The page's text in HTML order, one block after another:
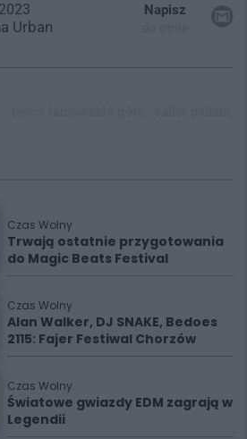
Urban
Napisz
Czas Wolny
Trwają ostatnie przygotowania
do Magic Beats Festival
Czas Wolny
Alan Walker, DJ SNAKE, Bedoes
2115: Fajer Festiwal Chorzów
Czas Wolny
Światowe gwiazdy EDM zagrają w
Legendii